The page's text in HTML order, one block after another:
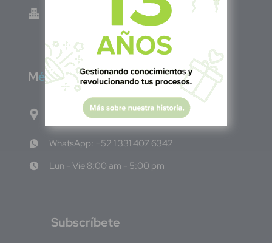
Green Know S.A de C.V - El Salvador 0614-
México
Calle Pitágoras 234, Col. Narvarte Poniente,
Alcaldía Benito Juárez, C.P. 03020, CDMX
WhatsApp: +52 1 331 407 6342
Lun - Vie 8:00 am - 5:00 pm
Subscríbete